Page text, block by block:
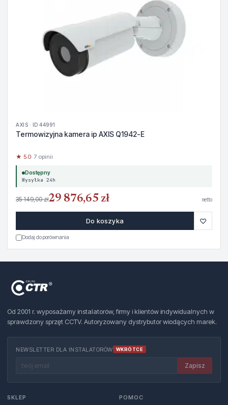
AXIS · ID 44991
Termowizyjna kamera ip AXIS Q1942-E
★ 5.0· 7 opinii
Dostępny
Wysyłka 24h
35 149,00 zł29 876,65 zł netto
Do koszyka ♡
Dodaj do porównania
Od 2001 r. wyposażamy instalatorów, firmy i klientów indywidualnych w
sprawdzony sprzęt CCTV. Autoryzowany dystrybutor wiodących marek.
NEWSLETTER DLA INSTALATORÓW WKRÓTCE
Zapisz
SKLEP POMOC